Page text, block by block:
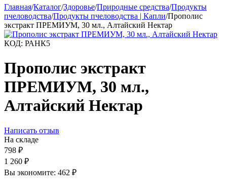
Главная/Каталог/Здоровье/Природные средства/Продукты
пчеловодства/Продукты пчеловодства | Капли/Прополис
экстракт ПРЕМИУМ, 30 мл., Алтайский Нектар
КОД: РАНК5
Прополис экстракт
ПРЕМИУМ, 30 мл.,
Алтайский Нектар
Написать отзыв
На складе
798 ₽
1 260 ₽
Вы экономите: 462 ₽